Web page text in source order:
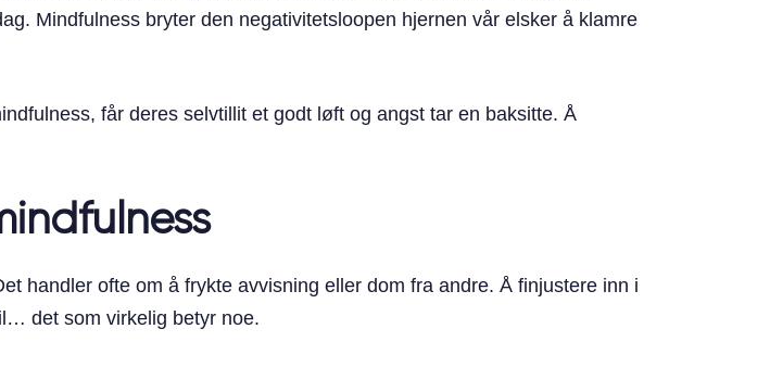
Mindfulness bryter den negativitetsloopen hjernen vår elsker å klamre
får deres selvtillit et godt løft og angst tar en baksitte. Å
handler ofte om å frykte avvisning eller dom fra andre. Å finjustere inn i
det som virkelig betyr noe.